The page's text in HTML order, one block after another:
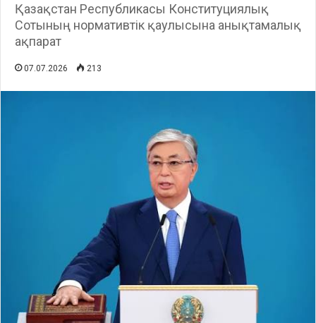
Қазақстан Республикасы Конституциялық
Сотының нормативтік қаулысына анықтамалық
ақпарат
07.07.2026 213